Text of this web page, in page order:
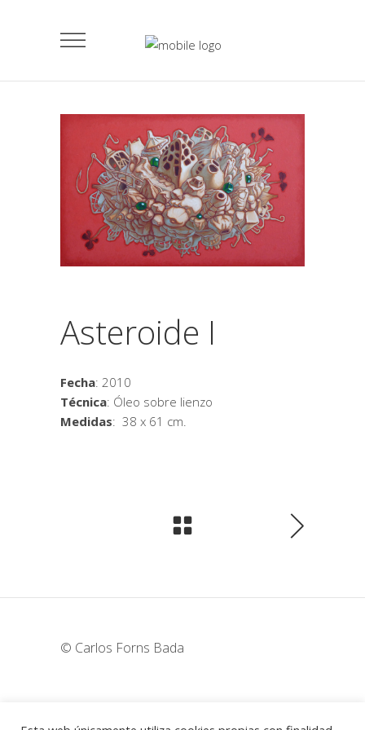
Asteroide I
Fecha: 2010
Técnica: Óleo sobre lienzo
Medidas: 38 x 61 cm.
© Carlos Forns Bada